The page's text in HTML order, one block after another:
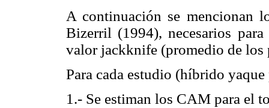
A continuación se mencionan
Bizerril (1994), necesarios para
valor jackknife (promedio de los
Para cada estudio (híbrido
1.- Se estiman los CAM para el